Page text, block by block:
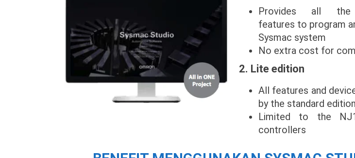
Provides all the
features to program
Sysmac system
No extra cost for
2. Lite edition
All features and
by the standard edition
Limited to the
controllers